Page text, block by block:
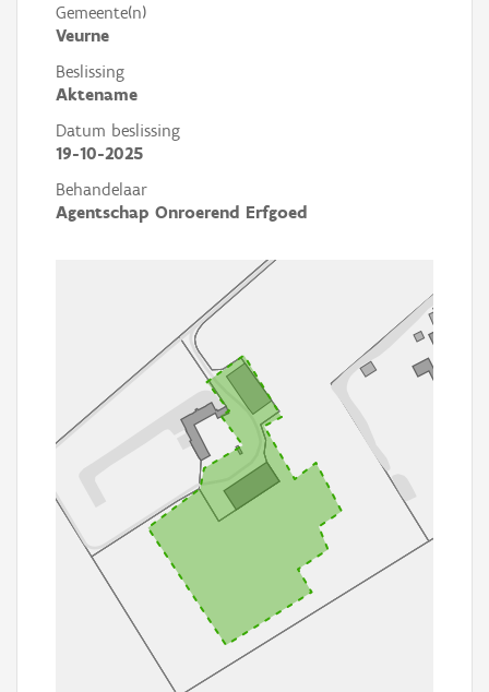
Gemeente(n)
Veurne
Beslissing
Aktename
Datum beslissing
19-10-2025
Behandelaar
Agentschap Onroerend Erfgoed